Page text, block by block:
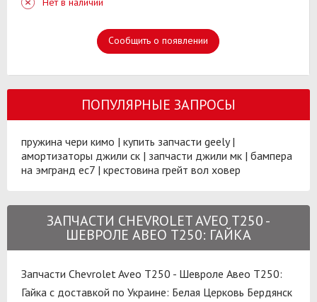
Сообщить о появлении
ПОПУЛЯРНЫЕ ЗАПРОСЫ
пружина чери кимо | купить запчасти geely|
амортизаторы джили ск | запчасти джили мк | бампера
на эмгранд ес7 | крестовина грейт вол ховер
ЗАПЧАСТИ CHEVROLET AVEO T250 -
ШЕВРОЛЕ АВЕО Т250: ГАЙКА
Запчасти Chevrolet Aveo T250 - Шевроле Авео Т250:
Гайка с доставкой по Украине: Белая Церковь Бердянск